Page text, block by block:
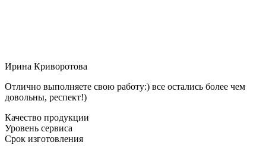
Ирина Криворотова
Отлично выполняете свою работу:) все остались более чем
довольны, респект!)
Качество продукции
Уровень сервиса
Срок изготовления